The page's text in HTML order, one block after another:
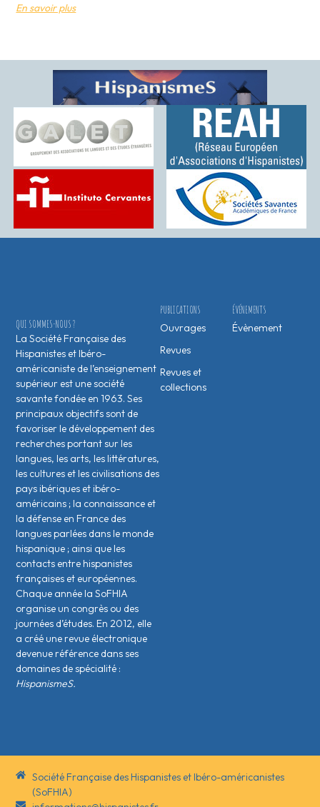
En savoir plus
ÉVÉNEMENTS
Évènement
PUBLICATIONS
Ouvrages
Revues
Revues et
collections
QUI SOMMES-NOUS ?
La Société Française des
Hispanistes et Ibéro-
américaniste de l’enseignement
supérieur est une société
savante fondée en 1963. Ses
principaux objectifs sont de
favoriser le développement des
recherches portant sur les
langues, les arts, les littératures,
les cultures et les civilisations des
pays ibériques et ibéro-
américains ; la connaissance et
la défense en France des
langues parlées dans le monde
hispanique ; ainsi que les
contacts entre hispanistes
français·es et européen·nes.
Chaque année la SoFHIA
organise un congrès ou des
journées d’études. En 2012, elle
a créé une revue électronique
devenue référence dans ses
domaines de spécialité :
HispanismeS.
Société Française des Hispanistes et Ibéro-américanistes
(SoFHIA)